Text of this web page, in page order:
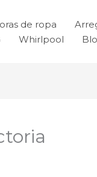
de ropa
Whirlpool